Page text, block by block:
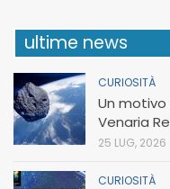
ultime news
CURIOSITÀ
Un motivo
Venaria
25 LUG, 2026
CURIOSITÀ